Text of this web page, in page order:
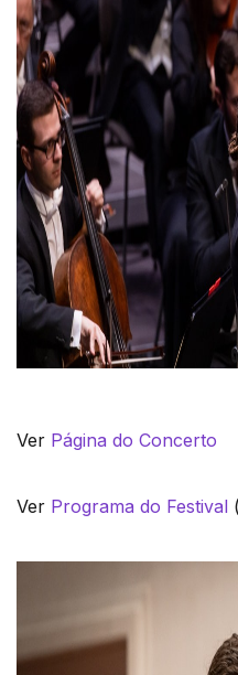
Ver Página do Concerto
Ver Programa do Festival